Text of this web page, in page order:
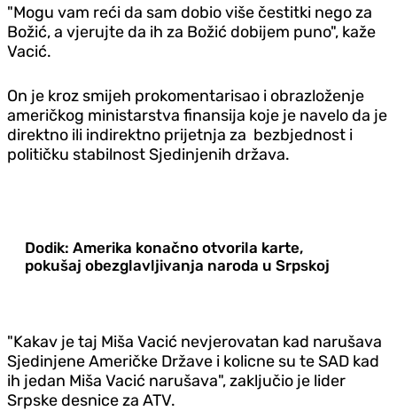
"Mogu vam reći da sam dobio više čestitki nego za
Božić, a vjerujte da ih za Božić dobijem puno", kaže
Vacić.
On je kroz smijeh prokomentarisao i obrazloženje
američkog ministarstva finansija koje je navelo da je
direktno ili indirektno prijetnja za bezbjednost i
političku stabilnost Sjedinjenih država.
Dodik: Amerika konačno otvorila karte,
pokušaj obezglavljivanja naroda u Srpskoj
"Kakav je taj Miša Vacić nevjerovatan kad narušava
Sjedinjene Američke Države i kolicne su te SAD kad
ih jedan Miša Vacić narušava", zaključio je lider
Srpske desnice za ATV.